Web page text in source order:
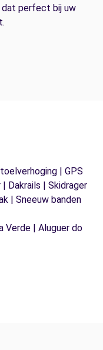
perfect bij uw
| GPS
Dakrails | Skidrager
| Sneeuw banden
Verde | Aluguer do